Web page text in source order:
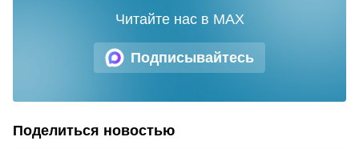
Подписывайтесь
Читайте нас в MAX
Поделиться новостью